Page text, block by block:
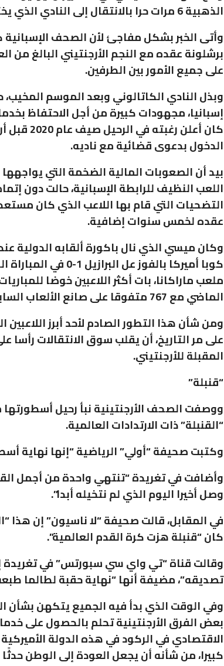
الذهبية 6 مرات حرا بالانتقال إلى النادي الذي يختاره.
وأتى الخبر بشكل مفاجئ لأن الصحف الإسبانية
على جميع الأمور بين الطرفين.
وبذل النادي الكاتالوني وبعد الموسم
إسبانيا، مجهودات كبيرة من أجل الاحتفاظ
كان أعلن
الدخول بدعوى قضائية مع ناديه.
بيد أن الصعوبات المالية الضخمة التي
اللعب النظيف للرابطة الإسبانية، حالت دون
التضحيات التي قام بها اللاعب الذي كان
عقده لخمس سنوات إضافية.
وكان ميسي الذي نال باكورة ألقابه الدولية
كوبا أميركا بالفوز عل
ملعب ماراكانا، بات أكثر اللاعبين خوضا
الماضي مع 767 متفوقا على صانع الألعاب السابق تشافي.
ومن شأن هذا التطور الصادم لأحد أبرز اللاعبين
على مر التاريخ، أن يقلب سوق الانتقالات
المقبلة للأرجنتيني.
“قنبلة”
ووصفت الصحف الأرجنتينية نبأ رحيل
“القنبلة” ذات الارتدادات العالمية.
وكتبت صحيفة “أولي” الرياضية “إنها نهاية
وأضافت في تغريدة “تنتهي واحدة من أجمل
وصل أخيرا اليوم الذي لم نتخيله أبدا”.
في المقابل، قالت صحيفة “لا ناسيون” إن هذا
كان “قنبلة هزت كرة القدم العالمية”.
وقالت قناة “تي واي سي سبورتس” في تغريدة
تصديقه”، مضيفة أنها “نهاية حقبة لطالما
وفي الوقت الذي بدأ فيه الجميع يتكهن بشأن
بعض الفرق الأرجنتينية تحلم بالحصول على
الاقتصادي في الركود في هذه الدولة
كبيرا، من شأنه أن يجعل العودة إلى الوطن